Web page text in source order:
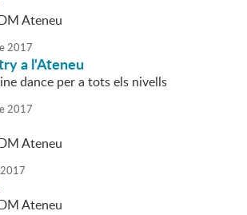
Ateneu
2017
a l'Ateneu
dance per a tots els nivells
2017
Ateneu
2017
Ateneu